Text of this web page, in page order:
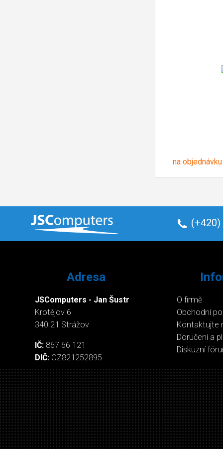
na objednávku
(+420)
Adresa
JSComputers - Jan Šustr
Krotějov 6
340 21 Strážov
IČ: 867 66 121
DIČ: CZ821252895
O firmě
Obchodní
Kontaktujte
Doručení a
Diskuzní